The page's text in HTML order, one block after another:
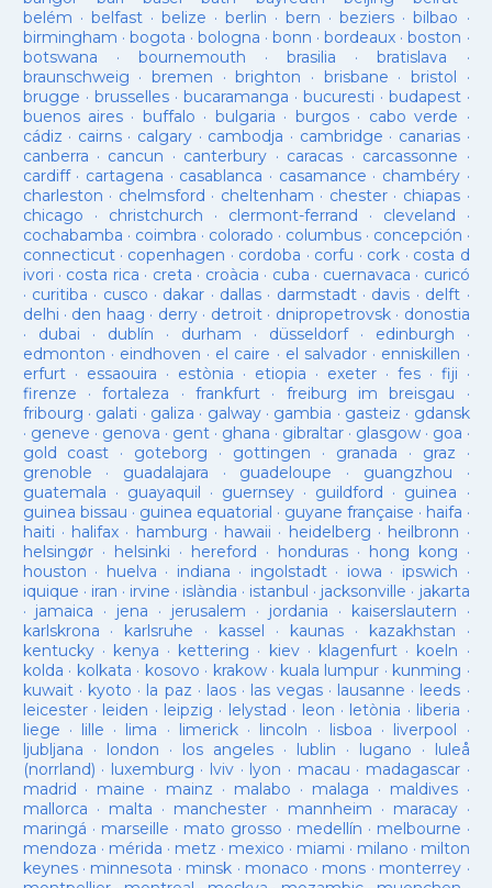
belém · belfast· belize · berlin ·bern ·beziers ·bilbao ·
birmingham · bogota · bologna ·bonn ·bordeaux ·boston ·
botswana · bournemouth ·brasilia ·bratislava ·
braunschweig · bremen ·brighton · brisbane · bristol ·
brugge · brusselles· bucaramanga · bucuresti · budapest·
buenos aires· buffalo · bulgaria · burgos· cabo verde ·
cádiz · cairns· calgary · cambodja · cambridge · canarias·
canberra · cancun · canterbury · caracas · carcassonne ·
cardiff· cartagena · casablanca · casamance · chambéry·
charleston · chelmsford · cheltenham · chester· chiapas ·
chicago · christchurch · clermont-ferrand · cleveland ·
cochabamba · coimbra · colorado · columbus· concepción ·
connecticut· copenhagen · cordoba · corfu · cork · costa d
ivori · costa rica · creta · croàcia · cuba · cuernavaca · curicó
· curitiba · cusco · dakar · dallas · darmstadt· davis · delft ·
delhi · den haag · derry· detroit· dnipropetrovsk· donostia
· dubai · dublín · durham · düsseldorf· edinburgh ·
edmonton · eindhoven · el caire · el salvador · enniskillen ·
erfurt· essaouira · estònia · etiopia · exeter· fes· fiji ·
firenze ·fortaleza · frankfurt· freiburg im breisgau ·
fribourg · galati · galiza · galway· gambia · gasteiz · gdansk
· geneve · genova · gent· ghana · gibraltar· glasgow· goa ·
gold coast · goteborg · gottingen · granada · graz ·
grenoble · guadalajara · guadeloupe · guangzhou ·
guatemala · guayaquil · guernsey· guildford · guinea ·
guinea bissau · guinea equatorial · guyane française · haifa ·
haiti · halifax · hamburg · hawaii · heidelberg · heilbronn ·
helsingør· helsinki · hereford · honduras· hong kong ·
houston · huelva · indiana · ingolstadt· iowa · ipswich ·
iquique · iran · irvine · islàndia · istanbul · jacksonville · jakarta
· jamaica · jena · jerusalem · jordania · kaiserslautern ·
karlskrona · karlsruhe · kassel · kaunas· kazakhstan ·
kentucky· kenya · kettering · kiev· klagenfurt · koeln ·
kolda · kolkata · kosovo · krakow· kuala lumpur · kunming ·
kuwait· kyoto · la paz · laos· las vegas· lausanne · leeds ·
leicester· leiden · leipzig · lelystad · leon · letònia · liberia ·
liege · lille · lima · limerick· lincoln · lisboa · liverpool ·
ljubljana · london · los angeles· lublin · lugano · luleå
(norrland) · luxemburg · lviv · lyon · macau · madagascar·
madrid · maine · mainz · malabo · malaga · maldives·
mallorca · malta · manchester· mannheim · maracay·
maringá · marseille · mato grosso · medellín · melbourne ·
mendoza · mérida · metz · mexico · miami · milano · milton
keynes· minnesota · minsk · monaco · mons · monterrey ·